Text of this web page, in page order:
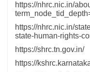
https://nhrc.nic.in/
https://nhrc.nic.in/
state-human-rights-
https://shrc.tn.gov.in/
https://